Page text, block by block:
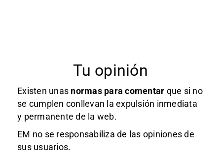
Tu opinión
Existen unas normas para comentar que si no
se cumplen conllevan la expulsión inmediata
y permanente de la web.
EM no se responsabiliza de las opiniones de
sus usuarios.